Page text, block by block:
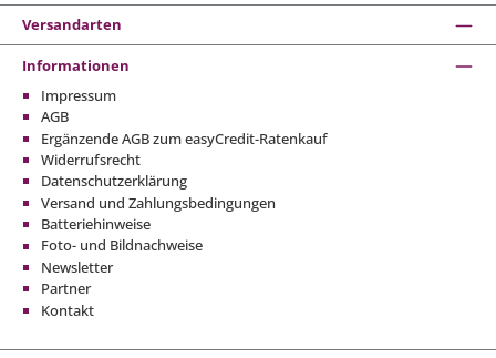
Versandarten
Informationen
Impressum
AGB
Ergänzende AGB zum easyCredit-Ratenkauf
Widerrufsrecht
Datenschutzerklärung
Versand und Zahlungsbedingungen
Batteriehinweise
Foto- und Bildnachweise
Newsletter
Partner
Kontakt